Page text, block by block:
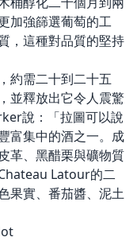
加強篩選葡萄的工
，這種對品質的堅持
約需二十到二十五
並釋放出它令人震驚
說：「拉圖可以說
富集中的酒之一。成
革、黑醋栗與礦物質
Latour的二
果實、番茄醬、泥土